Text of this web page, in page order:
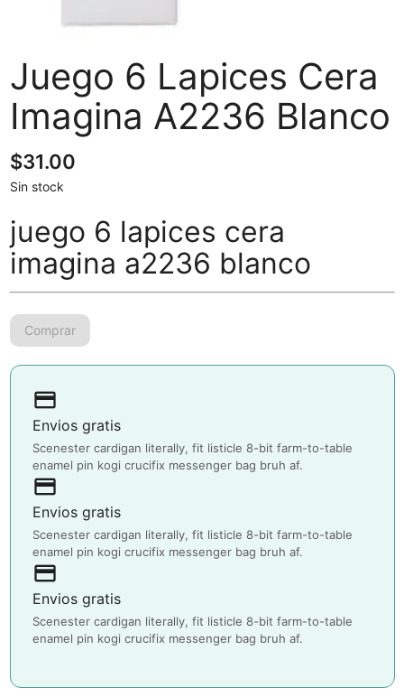
Juego 6 Lapices Cera
Imagina A2236 Blanco
$31.00
Sin stock
juego 6 lapices cera
imagina a2236 blanco
payment
Envios gratis
Scenester cardigan literally, fit listicle 8-bit farm-to-table
enamel pin kogi crucifix messenger bag bruh af.
payment
Envios gratis
Scenester cardigan literally, fit listicle 8-bit farm-to-table
enamel pin kogi crucifix messenger bag bruh af.
payment
Envios gratis
Scenester cardigan literally, fit listicle 8-bit farm-to-table
enamel pin kogi crucifix messenger bag bruh af.